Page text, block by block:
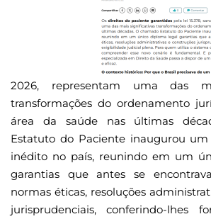
2026, representam uma das
transformações do ordenamento
área da saúde nas últimas
Estatuto do Paciente inaugurou
inédito no país, reunindo em um
garantias que antes se
normas éticas, resoluções
jurisprudenciais, conferindo-lhes